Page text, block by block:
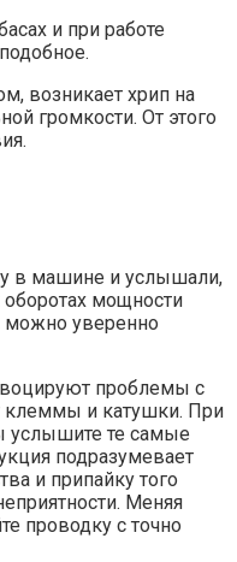
и при работе
возникает хрип на
громкости. От этого
в машине и услышали,
мощности
можно уверенно
проблемы с
клеммы и катушки. При
услышите те самые
подразумевает
и припайку того
Меняя
проводку с точно